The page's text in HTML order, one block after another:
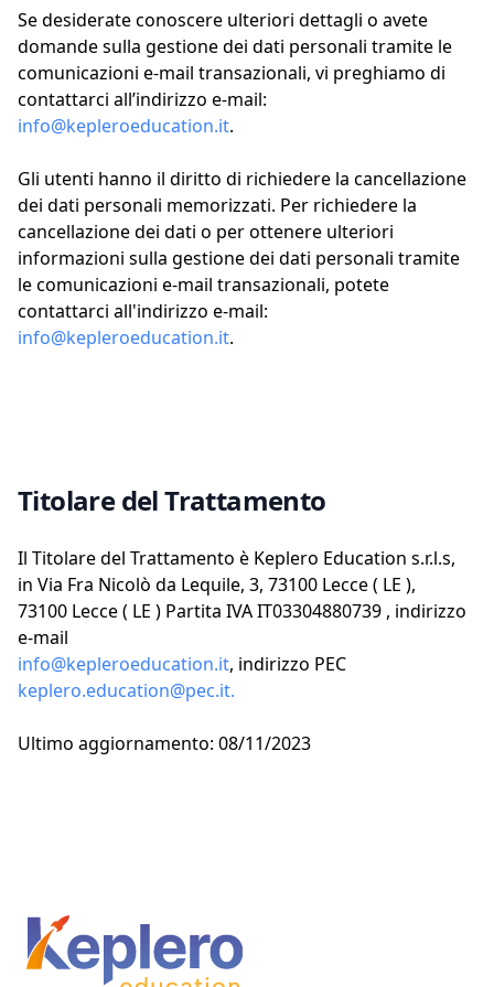
Se desiderate conoscere ulteriori dettagli o avete
domande sulla gestione dei dati personali tramite le
comunicazioni e-mail transazionali, vi preghiamo di
contattarci all’indirizzo e-mail:
info@kepleroeducation.it.
Gli utenti hanno il diritto di richiedere la cancellazione
dei dati personali memorizzati. Per richiedere la
cancellazione dei dati o per ottenere ulteriori
informazioni sulla gestione dei dati personali tramite
le comunicazioni e-mail transazionali, potete
contattarci all'indirizzo e-mail:
info@kepleroeducation.it.
Titolare del Trattamento
Il Titolare del Trattamento è Keplero Education s.r.l.s,
in Via Fra Nicolò da Lequile, 3, 73100 Lecce ( LE ),
73100 Lecce ( LE ) Partita IVA IT03304880739 , indirizzo
e-mail
info@kepleroeducation.it, indirizzo PEC
keplero.education@pec.it.
Ultimo aggiornamento: 08/11/2023